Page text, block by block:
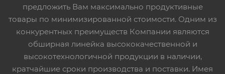
предложить Вам максимально продуктивные
товары по минимизированной стоимости. Одним из
конкурентных преимуществ Компании являются
обширная линейка высококачественной и
высокотехнологичной продукции в наличии,
кратчайшие сроки производства и поставки. Имея